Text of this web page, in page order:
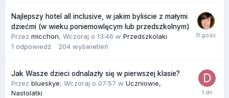
Najlepszy hotel all inclusive, w jakim byliście z małymi
dziećmi (w wieku poniemowlęcym lub przedszkolnym)
Przez micchon, Wczoraj o 13:46 w Przedszkolaki
1 odpowiedź 204 wyświetleń
Jak Wasze dzieci odnalazły się w pierwszej klasie?
Przez blueskye, Wczoraj o 07:57 w Uczniowie,
Nastolatki